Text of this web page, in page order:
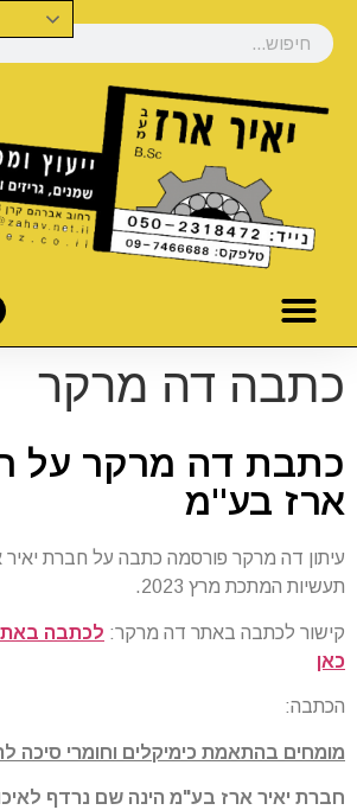
כתבה דה מרקר
כתבת דה מרקר על
ארז בע"מ
עיתון דה מרקר פורסמה כתבה על חברת יאיר
תעשיות המתכת מרץ 2023.
קישור לכתבה באתר דה מרקר: לכתבה
כאן
הכתבה:
מומחים בהתאמת כימיקלים וחומרי סיכה
חברת יאיר ארז בע"מ הינה שם נרדף